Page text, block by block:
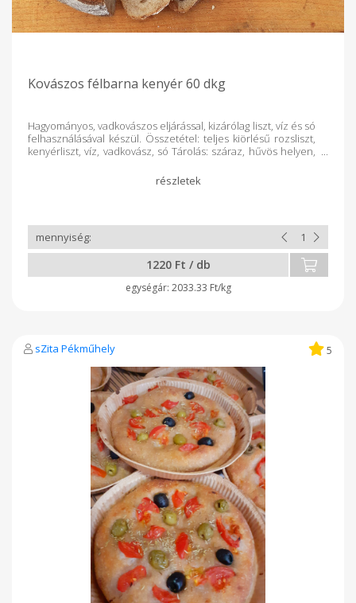
Kovászos félbarna kenyér 60 dkg
Hagyományos, vadkovászos eljárással, kizárólag liszt, víz és só
felhasználásával készül. Összetétel: teljes kiörlésű rozsliszt,
kenyérliszt, víz, vadkovász, só Tárolás: száraz, hűvös helyen,
1220 Ft / db
2033.33 Ft/kg
sZita Pékműhely 5